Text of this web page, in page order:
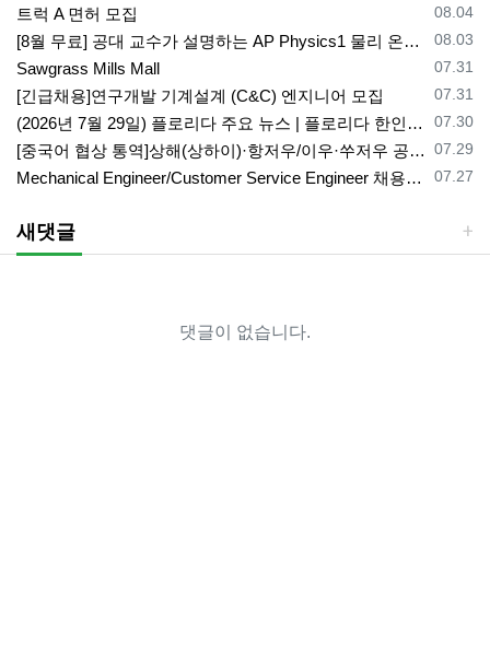
등록일
08.04
트럭 A 면허 모집
등록일
08.03
[8월 무료] 공대 교수가 설명하는 AP Physics1 물리 온라인 강의
등록일
07.31
Sawgrass Mills Mall
등록일
07.31
[긴급채용]연구개발 기계설계 (C&C) 엔지니어 모집
등록일
07.30
(2026년 7월 29일) 플로리다 주요 뉴스 | 플로리다 한인 닷컴
등록일
07.29
[중국어 협상 통역]상해(상하이)·항저우/이우·쑤저우 공급·제조 업체,공장 미팅 & 전시회 한중 원어민 프리랜서 비즈니스 통역사
등록일
07.27
Mechanical Engineer/Customer Service Engineer 채용중입니다.
새댓글
댓글이 없습니다.